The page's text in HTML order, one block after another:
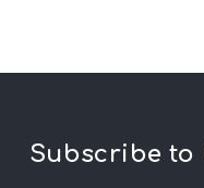
Subscribe to